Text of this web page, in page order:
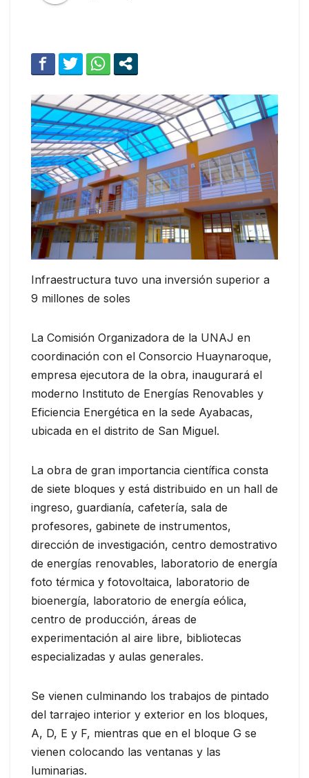
Infraestructura tuvo una inversión superior a
9 millones de soles
La Comisión Organizadora de la UNAJ en
coordinación con el Consorcio Huaynaroque,
empresa ejecutora de la obra, inaugurará el
moderno Instituto de Energías Renovables y
Eficiencia Energética en la sede Ayabacas,
ubicada en el distrito de San Miguel.
La obra de gran importancia científica consta
de siete bloques y está distribuido en un hall de
ingreso, guardianía, cafetería, sala de
profesores, gabinete de instrumentos,
dirección de investigación, centro demostrativo
de energías renovables, laboratorio de energía
foto térmica y fotovoltaica, laboratorio de
bioenergía, laboratorio de energía eólica,
centro de producción, áreas de
experimentación al aire libre, bibliotecas
especializadas y aulas generales.
Se vienen culminando los trabajos de pintado
del tarrajeo interior y exterior en los bloques,
A, D, E y F, mientras que en el bloque G se
vienen colocando las ventanas y las
luminarias.